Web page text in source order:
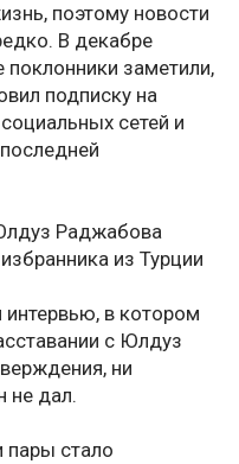
поэтому новости
В декабре
заметили,
подписку на
сетей и
интервью, в котором
с Юлдуз
ни
не дал.
пары стало